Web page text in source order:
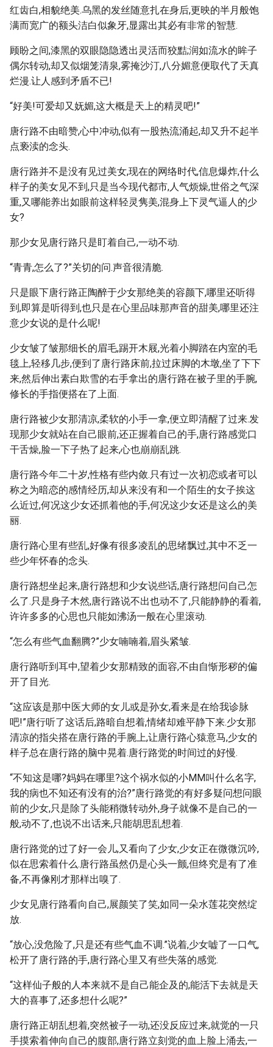
红齿白,相貌绝美.乌黑的发丝随意扎在身后,更映的半月般饱
满而宽广的额头洁白似象牙,显露出其必有非常的智慧.
顾盼之间,漆黑的双眼隐隐透出灵活而狡黠;润如流水的眸子
偶尔转动,却又似烟笼清泉,雾掩沙汀,八分媚意便取代了天真
烂漫.让人感到矛盾不已!
“好美!可爱却又妩媚,这大概是天上的精灵吧!”
唐行路不由暗赞,心中冲动,似有一股热流涌起,却又升不起半
点亵渎的念头.
唐行路并不是没有见过美女,现在的网络时代,信息爆炸,什么
样子的美女见不到,只是当今现代都市,人气烦燥,世俗之气深
重,又哪能养出如眼前这样轻灵隽美,混身上下灵气逼人的少
女?
那少女见唐行路只是盯着自己,一动不动.
“青青,怎么了?”关切的问.声音很清脆.
只是眼下唐行路正陶醉于少女那绝美的容颜下,哪里还听得
到,即算是听得到,也只是在心里品味那声音的甜美,哪里还注
意少女说的是什么呢!
少女皱了皱那细长的眉毛,踢开木屐,光着小脚踏在内室的毛
毯上,轻移几步,便到了唐行路床前,拉过床脚的木墩,坐了下下
来,然后伸出素白欺雪的右手拿出的唐行路在被子里的手腕,
修长的手指便搭在了上面.
唐行路被少女那清凉,柔软的小手一拿,便立即清醒了过来.发
现那少女就站在自己眼前,还正握着自己的手,唐行路感觉口
干舌燥,脸一下子热了起来,心也崩崩乱跳.
唐行路今年二十岁,性格有些内敛.只有过一次初恋或者可以
称之为暗恋的感情经历,却从来没有和一个陌生的女子挨这
么近过,何况这少女还抓着他的手,何况这少女还是这么的美
丽.
唐行路心里有些乱,好像有很多凌乱的思绪飘过,其中不乏一
些少年怀春的念头.
唐行路想坐起来,唐行路想和少女说些话,唐行路想问自己怎
么了.只是身子木然,唐行路说不出也动不了,只能静静的看着,
许许多多的心思也只能如沸汤一般在心里滚动.
“怎么有些气血翻腾?”少女喃喃着,眉头紧皱.
唐行路听到耳中,望着少女那精致的面容,不由自惭形秽的偏
开了目光.
“这应该是那中医大师的女儿或是孙女,看来是在给我诊脉
吧!”唐行听了这话后,路暗自想着,情绪却难平静下来.少女那
清凉的指尖搭在唐行路的手腕上,让唐行路心猿意马,少女的
样子总在唐行路的脑中晃着.唐行路觉的时间过的好慢.
“不知这是哪?妈妈在哪里?这个祸水似的小MM叫什么名字,
我的病也不知还有没有的治?”唐行路觉的有好多疑问想问眼
前的少女,只是除了头能稍微转动外,身子就像不是自己的一
般,动不了,也说不出话来,只能胡思乱想着.
唐行路觉的过了好一会儿,又看向了少女,少女正在微微沉吟,
似在思索着什么.唐行路虽然仍是心头一颤,但终究是有了准
备,不再像刚才那样出嗅了.
少女见唐行路看向自己,展颜笑了笑,如同一朵水莲花突然绽
放.
“放心,没危险了,只是还有些气血不调.”说着,少女嘘了一口气,
松开了唐行路的手,唐行路心里又有些失落的感觉.
“这样仙子般的人本来就不是自己能企及的,能活下去就是天
大的喜事了,还多想什么呢?”
唐行路正胡乱想着,突然被子一动,还没反应过来,就觉的一只
手摸索着伸向自己的腹部,唐行路立刻觉的血上脸上涌去,一